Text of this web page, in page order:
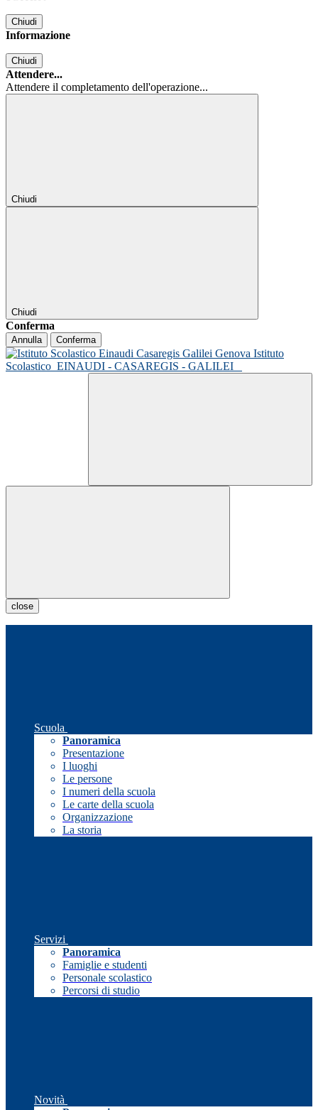
Chiudi
Informazione
Chiudi
Attendere...
Attendere il completamento dell'operazione...
Chiudi
Chiudi
Conferma
Annulla Conferma
Istituto
Scolastico EINAUDI - CASAREGIS - GALILEI
close
Scuola
Panoramica
Presentazione
I luoghi
Le persone
I numeri della scuola
Le carte della scuola
Organizzazione
La storia
Servizi
Panoramica
Famiglie e studenti
Personale scolastico
Percorsi di studio
Novità